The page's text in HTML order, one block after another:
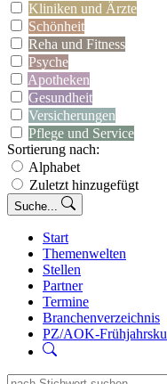
Kliniken und Ärzte
Schönheit
Reha und Fitness
Psyche
Apotheken
Gesundheit
Versicherungen
Pflege und Service
Sortierung nach:
Alphabet
Zuletzt hinzugefügt
Suche...
Start
Themenwelten
Stellen
Partner
Termine
Branchenverzeichnis
PZ/AOK-